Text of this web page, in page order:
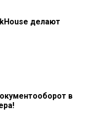
делают
в